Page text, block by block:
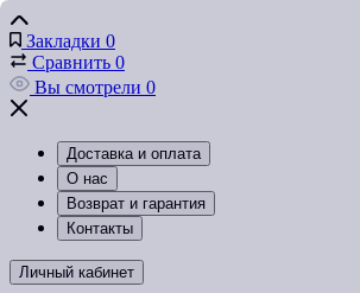
Закладки 0
Сравнить 0
Вы смотрели 0
Доставка и оплата
О нас
Возврат и гарантия
Контакты
Личный кабинет